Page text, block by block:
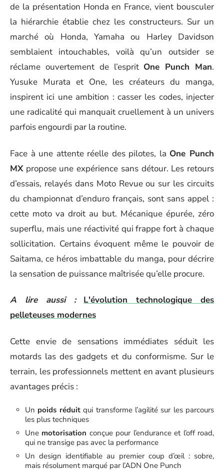
de la présentation Honda en France, vient bousculer
la hiérarchie établie chez les constructeurs. Sur un
marché où Honda, Yamaha ou Harley Davidson
semblaient intouchables, voilà qu’un outsider se
réclame ouvertement de l’esprit One Punch Man.
Yusuke Murata et One, les créateurs du manga,
inspirent ici une ambition : casser les codes, injecter
une radicalité qui manquait cruellement à un univers
parfois engourdi par la routine.
Face à une attente réelle des pilotes, la One Punch
MXpropose une expérience sans détour. Les retours
d’essais, relayés dans Moto Revue ou sur les circuits
du championnat d’enduro français, sont sans appel :
cette moto va droit au but. Mécanique épurée, zéro
superflu, mais une réactivité qui frappe fort à chaque
sollicitation. Certains évoquent même le pouvoir de
Saitama, ce héros imbattable du manga, pour décrire
la sensation de puissance maîtrisée qu’elle procure.
A lire aussi :
L'évolution technologique des
pelleteuses modernes
Cette envie de sensations immédiates séduit les
motards las des gadgets et du conformisme. Sur le
terrain, les professionnels mettent en avant plusieurs
avantages précis :
Un poids réduitqui transforme l’agilité sur les parcours
les plus techniques
Une motorisation conçue pour l’endurance et l’off road,
qui ne transige pas avec la performance
Un design identifiable au premier coup d’œil : sobre,
mais résolument marqué par l’ADN One Punch